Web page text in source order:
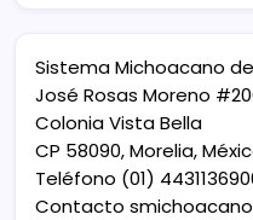
Sistema Michoacano
José Rosas Moreno
Colonia Vista Bella
CP 58090, Morelia,
Teléfono (01)
Contacto